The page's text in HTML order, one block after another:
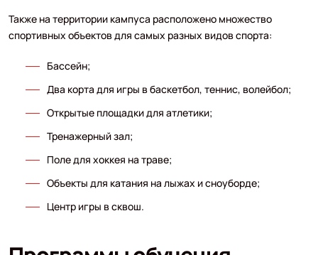
Также на территории кампуса расположено множество
спортивных объектов для самых разных видов спорта:
Бассейн;
Два корта для игры в баскетбол, теннис, волейбол;
Открытые площадки для атлетики;
Тренажерный зал;
Поле для хоккея на траве;
Объекты для катания на лыжах и сноуборде;
Центр игры в сквош.